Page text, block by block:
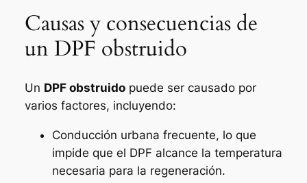
Causas y consecuencias de
un DPF obstruido
Un DPF obstruidopuede ser causado por
varios factores, incluyendo:
Conducción urbana frecuente, lo que
impide que el DPF alcance la temperatura
necesaria para la regeneración.